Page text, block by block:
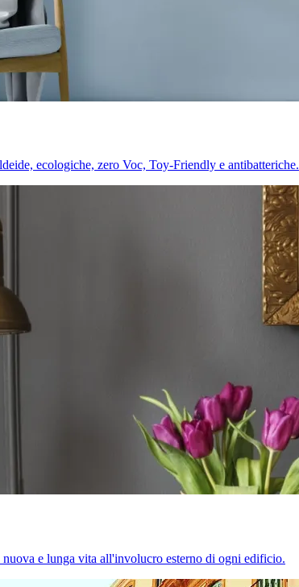
ecologiche, zero Voc, Toy-Friendly e antibatteriche.
e lunga vita all'involucro esterno di ogni edificio.